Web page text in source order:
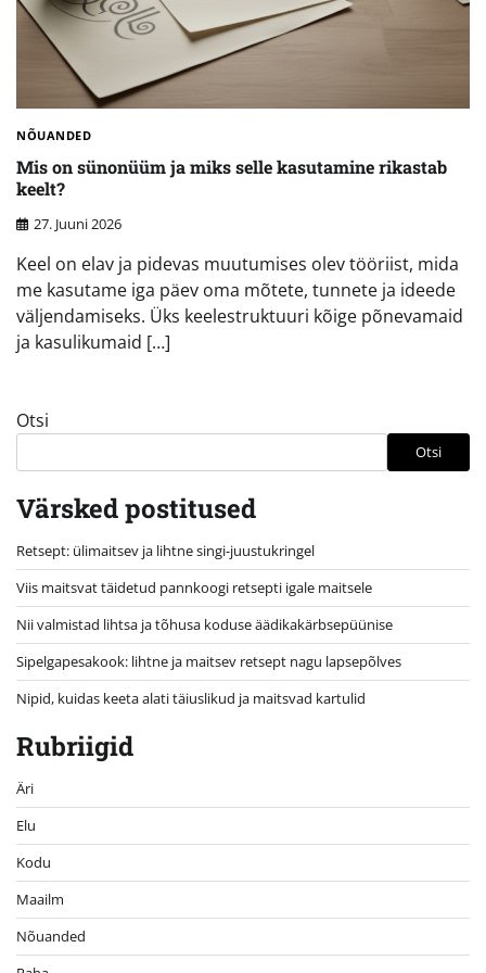
NÕUANDED
Mis on sünonüüm ja miks selle kasutamine rikastab
keelt?
27. Juuni 2026
Keel on elav ja pidevas muutumises olev tööriist, mida
me kasutame iga päev oma mõtete, tunnete ja ideede
väljendamiseks. Üks keelestruktuuri kõige põnevamaid
ja kasulikumaid […]
Otsi
Otsi
Värsked postitused
Retsept: ülimaitsev ja lihtne singi-juustukringel
Viis maitsvat täidetud pannkoogi retsepti igale maitsele
Nii valmistad lihtsa ja tõhusa koduse äädikakärbsepüünise
Sipelgapesakook: lihtne ja maitsev retsept nagu lapsepõlves
Nipid, kuidas keeta alati täiuslikud ja maitsvad kartulid
Rubriigid
Äri
Elu
Kodu
Maailm
Nõuanded